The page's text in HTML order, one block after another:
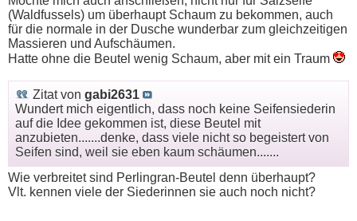
(Waldfussels) um überhaupt Schaum zu bekommen, auch
für die normale in der Dusche wunderbar zum gleichzeitigen
Massieren und Aufschäumen.
Hatte ohne die Beutel wenig Schaum, aber mit ein Traum
Zitat von gabi2631
Wundert mich eigentlich, dass noch keine Seifensiederin
auf die Idee gekommen ist, diese Beutel mit
anzubieten.......denke, dass viele nicht so begeistert von
Seifen sind, weil sie eben kaum schäumen.......
Wie verbreitet sind Perlingran-Beutel denn überhaupt?
Vlt. kennen viele der Siederinnen sie auch noch nicht?